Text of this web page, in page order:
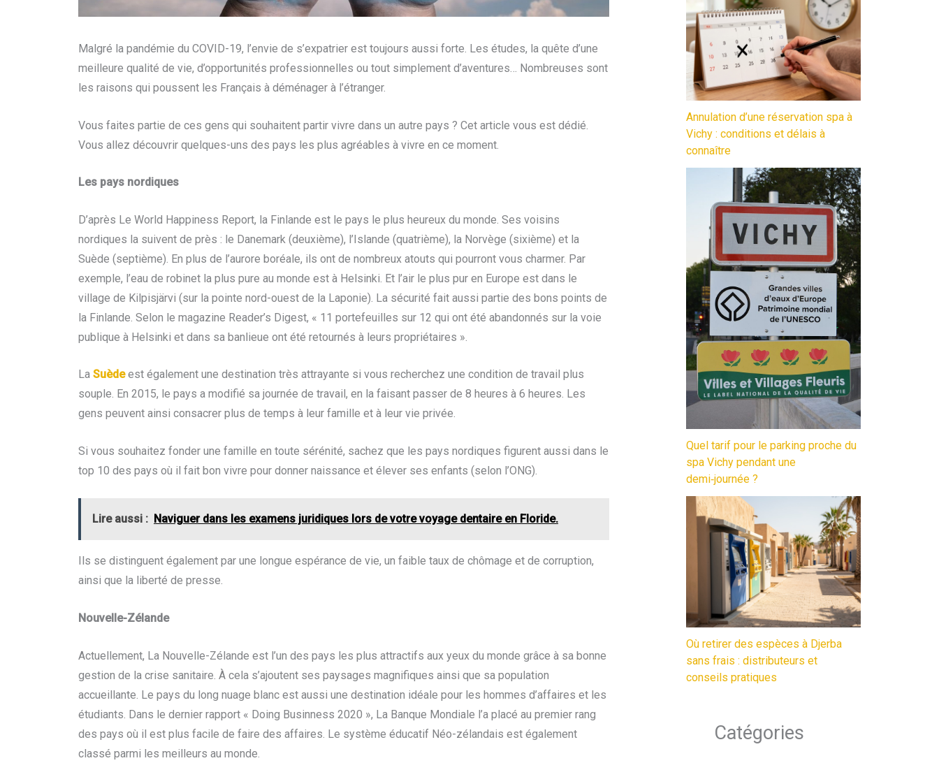
Malgré la pandémie du COVID-19, l’envie de s’expatrier est toujours aussi forte. Les études, la quête d’une
meilleure qualité de vie, d’opportunités professionnelles ou tout simplement d’aventures… Nombreuses sont
les raisons qui poussent les Français à déménager à l’étranger.
Vous faites partie de ces gens qui souhaitent partir vivre dans un autre pays ? Cet article vous est dédié.
Vous allez découvrir quelques-uns des pays les plus agréables à vivre en ce moment.
Les pays nordiques
D’après Le World Happiness Report, la Finlande est le pays le plus heureux du monde. Ses voisins
nordiques la suivent de près : le Danemark (deuxième), l’Islande (quatrième), la Norvège (sixième) et la
Suède (septième). En plus de l’aurore boréale, ils ont de nombreux atouts qui pourront vous charmer. Par
exemple, l’eau de robinet la plus pure au monde est à Helsinki. Et l’air le plus pur en Europe est dans le
village de Kilpisjärvi (sur la pointe nord-ouest de la Laponie). La sécurité fait aussi partie des bons points de
la Finlande. Selon le magazine Reader’s Digest, « 11 portefeuilles sur 12 qui ont été abandonnés sur la voie
publique à Helsinki et dans sa banlieue ont été retournés à leurs propriétaires ».
La Suèdeest également une destination très attrayante si vous recherchez une condition de travail plus
souple. En 2015, le pays a modifié sa journée de travail, en la faisant passer de 8 heures à 6 heures. Les
gens peuvent ainsi consacrer plus de temps à leur famille et à leur vie privée.
Si vous souhaitez fonder une famille en toute sérénité, sachez que les pays nordiques figurent aussi dans le
top 10 des pays où il fait bon vivre pour donner naissance et élever ses enfants (selon l’ONG).
Lire aussi : Naviguer dans les examens juridiques lors de votre voyage dentaire en Floride.
Ils se distinguent également par une longue espérance de vie, un faible taux de chômage et de corruption,
ainsi que la liberté de presse.
Nouvelle-Zélande
Actuellement, La Nouvelle-Zélande est l’un des pays les plus attractifs aux yeux du monde grâce à sa bonne
gestion de la crise sanitaire. À cela s’ajoutent ses paysages magnifiques ainsi que sa population
accueillante. Le pays du long nuage blanc est aussi une destination idéale pour les hommes d’affaires et les
étudiants. Dans le dernier rapport « Doing Businness 2020 », La Banque Mondiale l’a placé au premier rang
des pays où il est plus facile de faire des affaires. Le système éducatif Néo-zélandais est également
classé parmi les meilleurs au monde.
Annulation d’une réservation spa à
Vichy : conditions et délais à
connaître
Quel tarif pour le parking proche du
spa Vichy pendant une
demi‑journée ?
Où retirer des espèces à Djerba
sans frais : distributeurs et
conseils pratiques
Catégories